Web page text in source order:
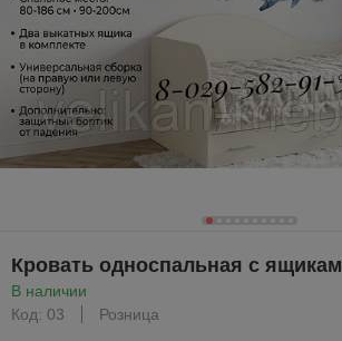
Кровать односпальная с
В наличии
Код: 03
Розница